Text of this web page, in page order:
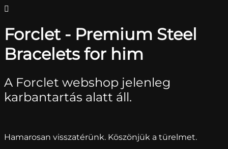
Forclet - Premium Steel
Bracelets for him
A Forclet webshop jelenleg
karbantartás alatt áll.
Hamarosan visszatérünk. Köszönjük a türelmet.